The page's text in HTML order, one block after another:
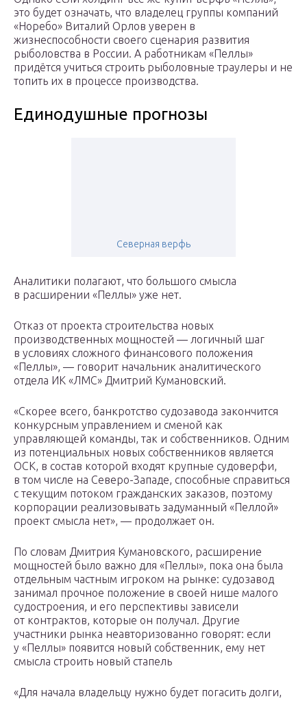
это будет означать, что владелец группы компаний
«Норебо» Виталий Орлов уверен в
жизнеспособности своего сценария развития
рыболовства в России. А работникам «Пеллы»
придётся учиться строить рыболовные траулеры и не
топить их в процессе производства.
Единодушные прогнозы
Северная верфь
Аналитики полагают, что большого смысла
в расширении «Пеллы» уже нет.
Отказ от проекта строительства новых
производственных мощностей — логичный шаг
в условиях сложного финансового положения
«Пеллы», — говорит начальник аналитического
отдела ИК «ЛМС» Дмитрий Кумановский.
«Скорее всего, банкротство судозавода закончится
конкурсным управлением и сменой как
управляющей команды, так и собственников. Одним
из потенциальных новых собственников является
ОСК, в состав которой входят крупные судоверфи,
в том числе на Северо-Западе, способные справиться
с текущим потоком гражданских заказов, поэтому
корпорации реализовывать задуманный «Пеллой»
проект смысла нет», — продолжает он.
По словам Дмитрия Кумановского, расширение
мощностей было важно для «Пеллы», пока она была
отдельным частным игроком на рынке: судозавод
занимал прочное положение в своей нише малого
судостроения, и его перспективы зависели
от контрактов, которые он получал. Другие
участники рынка неавторизованно говорят: если
у «Пеллы» появится новый собственник, ему нет
смысла строить новый стапель
«Для начала владельцу нужно будет погасить долги,